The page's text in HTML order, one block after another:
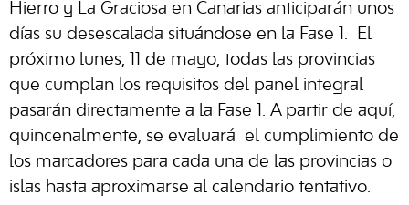
Hierro y La Graciosa en Canarias anticiparán unos
días su desescalada situándose en la Fase 1. El
próximo lunes, 11 de mayo, todas las provincias
que cumplan los requisitos del panel integral
pasarán directamente a la Fase 1. A partir de aquí,
quincenalmente, se evaluará el cumplimiento de
los marcadores para cada una de las provincias o
islas hasta aproximarse al calendario tentativo.